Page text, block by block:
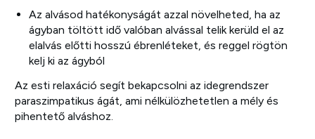
Az alvásod hatékonyságát azzal növelheted, ha az
ágyban töltött idő valóban alvással telik kerüld el az
elalvás előtti hosszú ébrenléteket, és reggel rögtön
kelj ki az ágyból
Az esti relaxáció segít bekapcsolni az idegrendszer
paraszimpatikus ágát, ami nélkülözhetetlen a mély és
pihentető alváshoz.